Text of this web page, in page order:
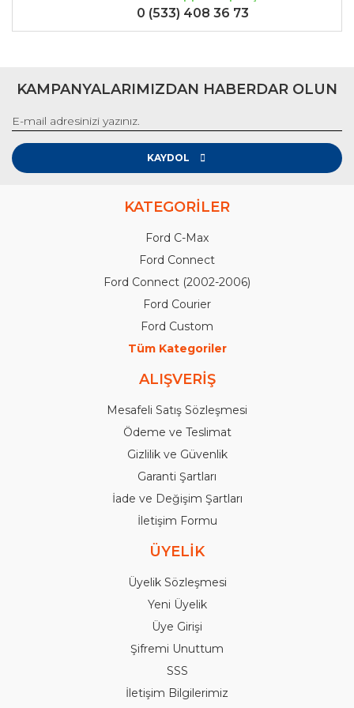
0 (533) 408 36 73
KAMPANYALARIMIZDAN HABERDAR OLUN
KAYDOL
KATEGORİLER
Ford C-Max
Ford Connect
Ford Connect (2002-2006)
Ford Courier
Ford Custom
Tüm Kategoriler
ALIŞVERİŞ
Mesafeli Satış Sözleşmesi
Ödeme ve Teslimat
Gizlilik ve Güvenlik
Garanti Şartları
İade ve Değişim Şartları
İletişim Formu
ÜYELİK
Üyelik Sözleşmesi
Yeni Üyelik
Üye Girişi
Şifremi Unuttum
SSS
İletişim Bilgilerimiz